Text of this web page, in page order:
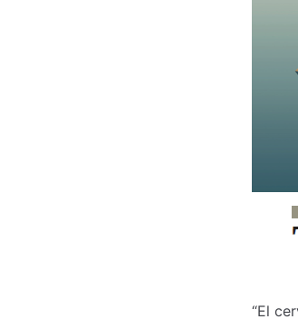
“El